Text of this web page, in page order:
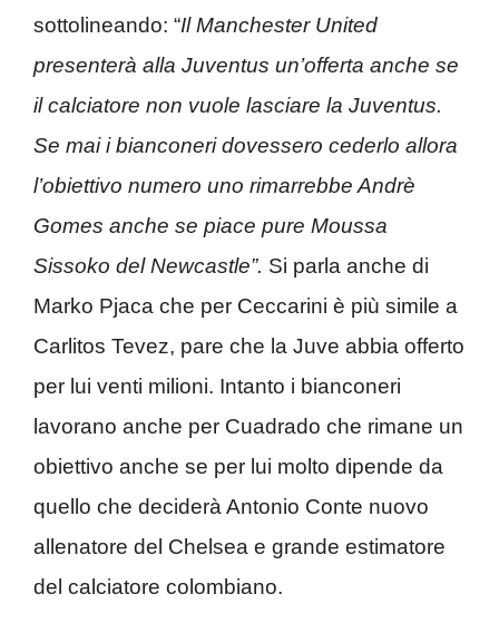
sottolineando: “Il Manchester United
presenterà alla Juventus un’offerta anche se
il calciatore non vuole lasciare la Juventus.
Se mai i bianconeri dovessero cederlo allora
l’obiettivo numero uno rimarrebbe Andrè
Gomes anche se piace pure Moussa
Sissoko del Newcastle”. Si parla anche di
Marko Pjaca che per Ceccarini è più simile a
Carlitos Tevez, pare che la Juve abbia offerto
per lui venti milioni. Intanto i bianconeri
lavorano anche per Cuadrado che rimane un
obiettivo anche se per lui molto dipende da
quello che deciderà Antonio Conte nuovo
allenatore del Chelsea e grande estimatore
del calciatore colombiano.